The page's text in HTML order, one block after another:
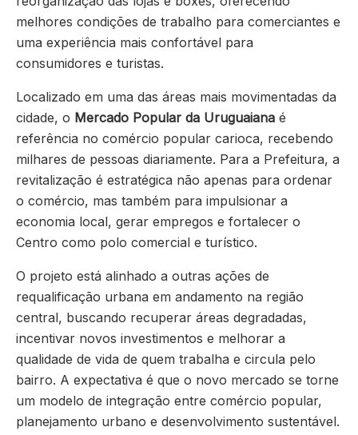
melhores condições de trabalho para comerciantes e
uma experiência mais confortável para
consumidores e turistas.
Localizado em uma das áreas mais movimentadas da
cidade, o Mercado Popular da Uruguaiana é
referência no comércio popular carioca, recebendo
milhares de pessoas diariamente. Para a Prefeitura, a
revitalização é estratégica não apenas para ordenar
o comércio, mas também para impulsionar a
economia local, gerar empregos e fortalecer o
Centro como polo comercial e turístico.
O projeto está alinhado a outras ações de
requalificação urbana em andamento na região
central, buscando recuperar áreas degradadas,
incentivar novos investimentos e melhorar a
qualidade de vida de quem trabalha e circula pelo
bairro. A expectativa é que o novo mercado se torne
um modelo de integração entre comércio popular,
planejamento urbano e desenvolvimento sustentável.